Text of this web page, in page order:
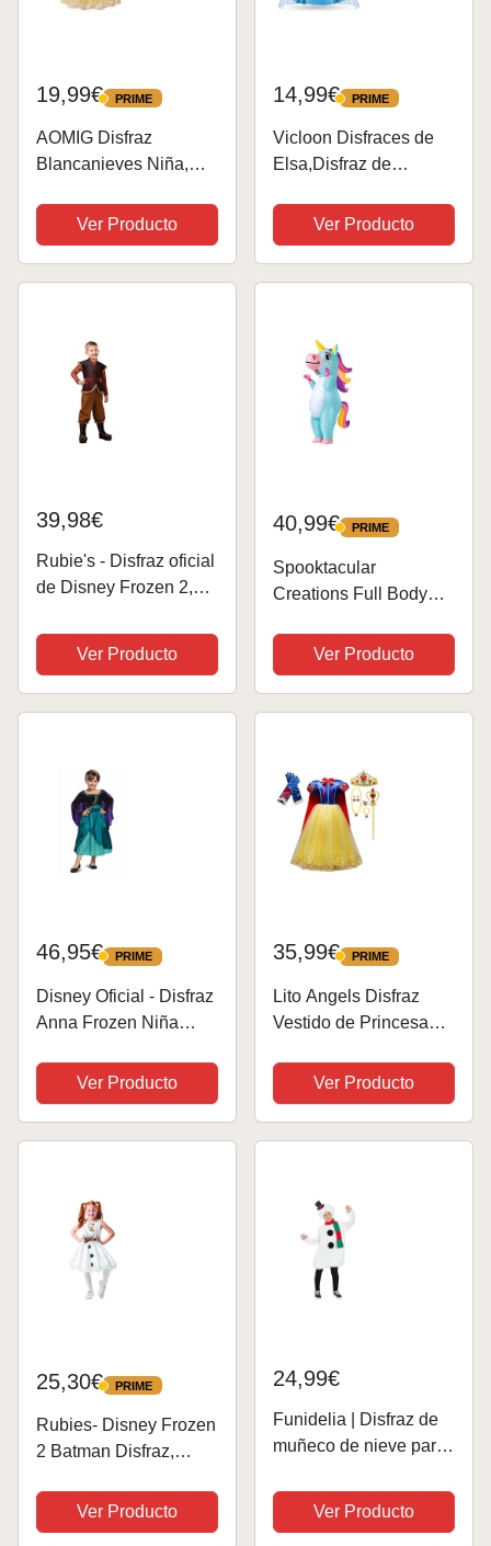
19,99€ PRIME
PRIME
AOMIG Disfraz
Blancanieves Niña,
con Varita Mágica,
Corona y Capa Roja,
Vestidos Princesa Niña
Ver Producto
14,99€ PRIME
PRIME
Vicloon Disfraces de
Elsa,Disfraz de
Accesorios,Disfraz de
Princesa Elsa para
Niña,Disfraz Elsa con
Ver Producto
39,98€
Rubie's - Disfraz oficial
de Disney Frozen 2,
niños, tamaño grande,
edad de 7 a 8 años
Ver Producto
40,99€ PRIME
PRIME
Spooktacular
Creations Full Body
Adult (azul)
Ver Producto
46,95€ PRIME
PRIME
Disney Oficial - Disfraz
Anna Frozen Niña
Disfraz Ana Frozen
Niña, Disfraz Frozen
Anna Niña, Vestido
Ver Producto
35,99€ PRIME
PRIME
Lito Angels Disfraz
Vestido de Princesa
Capa y Accesorios
para Niñas Talla 5-6
años, Estilo C
Ver Producto
25,30€ PRIME
PRIME
Rubies- Disney Frozen
2 Batman Disfraz,
Multicolor, 9-10
(Rubie's 300287
Ver Producto
24,99€
Funidelia | Disfraz de
muñeco de nieve para
Snowman, Belén de
Navidad - Disfraz para
Ver Producto